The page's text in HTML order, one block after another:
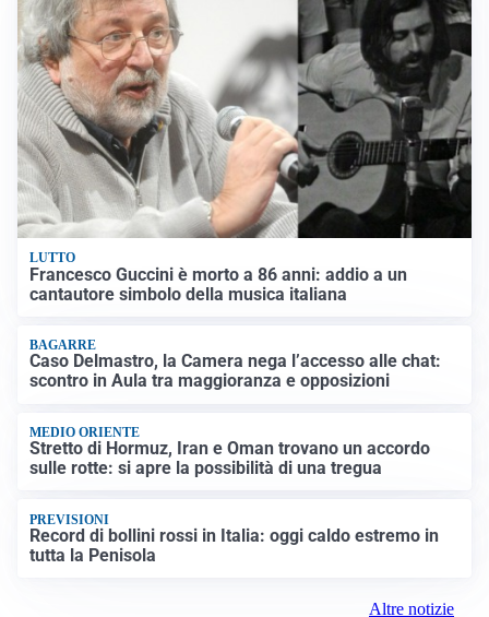
LUTTO
Francesco Guccini è morto a 86 anni: addio a un
cantautore simbolo della musica italiana
BAGARRE
Caso Delmastro, la Camera nega l’accesso alle chat:
scontro in Aula tra maggioranza e opposizioni
MEDIO ORIENTE
Stretto di Hormuz, Iran e Oman trovano un accordo
sulle rotte: si apre la possibilità di una tregua
PREVISIONI
Record di bollini rossi in Italia: oggi caldo estremo in
tutta la Penisola
Altre notizie